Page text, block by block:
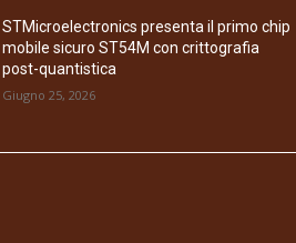
STMicroelectronics presenta il primo chip
mobile sicuro ST54M con crittografia
post-quantistica
Giugno 25, 2026